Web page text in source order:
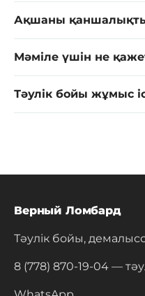
Ақшаны
Мәміле үшін не
Тәулік бойы жұмыс
Верный Ломбард
Тәулік бойы,
8 (778) 870-19-04 —